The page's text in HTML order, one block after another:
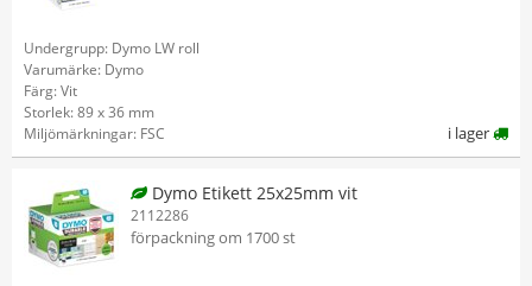
Undergrupp: Dymo LW roll
Varumärke: Dymo
Färg: Vit
Storlek: 89 x 36 mm
Miljömärkningar: FSC
i lager
Dymo Etikett 25x25mm vit
2112286
förpackning om 1700 st